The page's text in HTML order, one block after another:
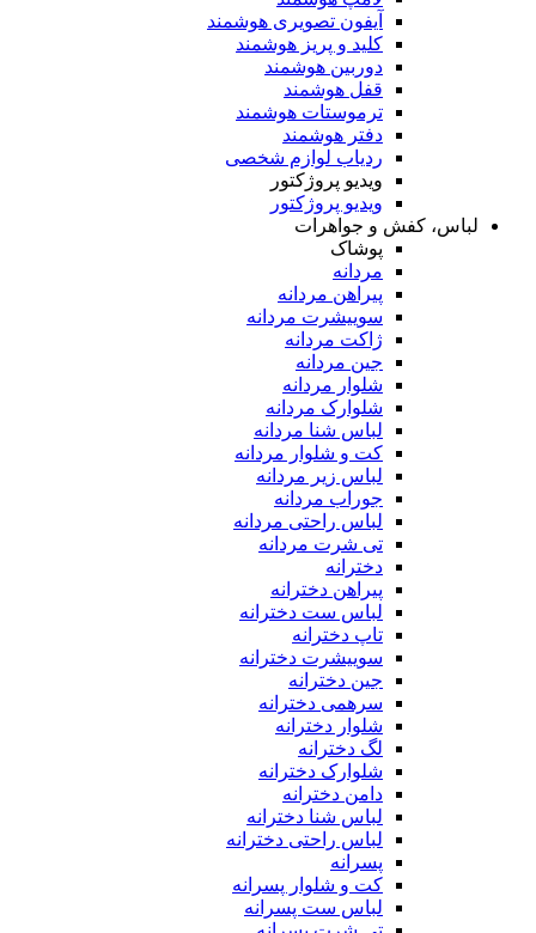
آیفون تصویری هوشمند
کلید و پریز هوشمند
دوربین هوشمند
قفل هوشمند
ترموستات هوشمند
دفتر هوشمند
ردیاب لوازم شخصی
ویدیو پروژکتور
ویدیو پروژکتور
لباس، کفش و جواهرات
پوشاک
مردانه
پیراهن مردانه
سوییشرت مردانه
ژاکت مردانه
جین مردانه
شلوار مردانه
شلوارک مردانه
لباس شنا مردانه
کت و شلوار مردانه
لباس زیر مردانه
جوراب مردانه
لباس راحتی مردانه
تی شرت مردانه
دخترانه
پیراهن دخترانه
لباس ست دخترانه
تاپ دخترانه
سوییشرت دخترانه
جین دخترانه
سرهمی دخترانه
شلوار دخترانه
لگ دخترانه
شلوارک دخترانه
دامن دخترانه
لباس شنا دخترانه
لباس راحتی دخترانه
پسرانه
کت و شلوار پسرانه
لباس ست پسرانه